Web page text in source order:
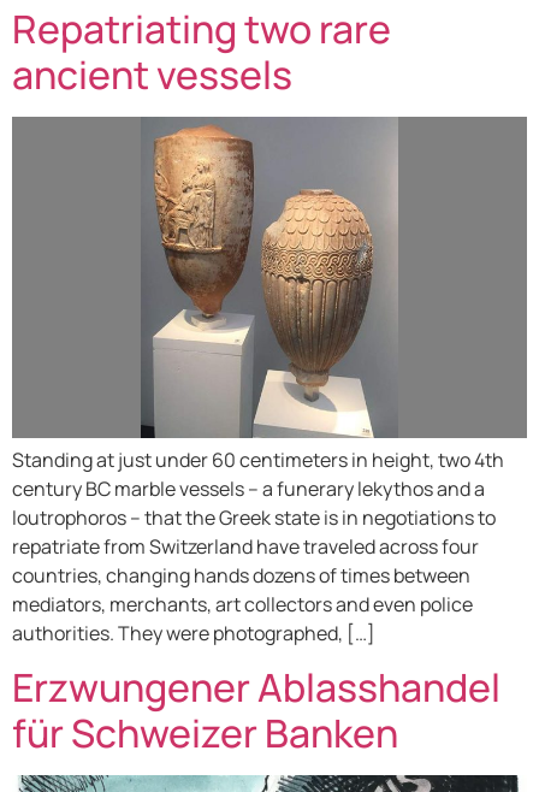
Repatriating two rare
ancient vessels
Standing at just under 60 centimeters in height, two 4th
century BC marble vessels – a funerary lekythos and a
loutrophoros – that the Greek state is in negotiations to
repatriate from Switzerland have traveled across four
countries, changing hands dozens of times between
mediators, merchants, art collectors and even police
authorities. They were photographed, […]
Erzwungener Ablasshandel
für Schweizer Banken